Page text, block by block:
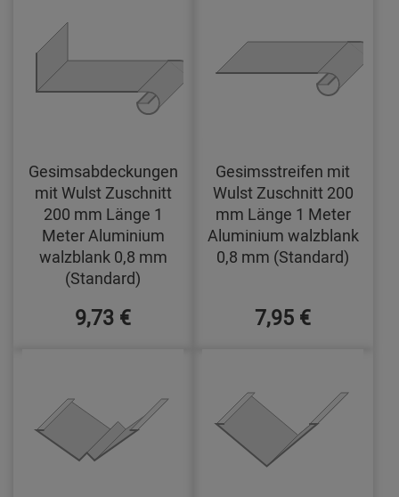
Gesimsabdeckungen
mit Wulst Zuschnitt
200 mm Länge 1
Meter Aluminium
walzblank 0,8 mm
(Standard)
9,73 €
Gesimsstreifen mit
Wulst Zuschnitt 200
mm Länge 1 Meter
Aluminium walzblank
0,8 mm (Standard)
7,95 €